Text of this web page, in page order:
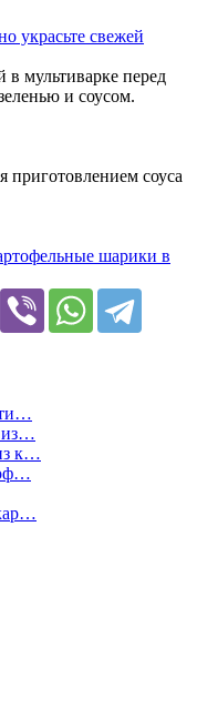
в мультиварке перед
и соусом.
приготовлением соуса
шарики в
из…
к…